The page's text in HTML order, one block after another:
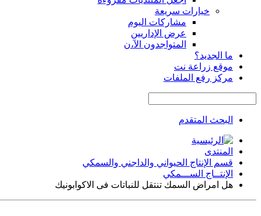
خيارات سريعة
مشاركات اليوم
عرض الإداريين
المتواجدون الآ،ن
ما الجديد؟
موقع زراعة نت
مركز رفع الملفات
البحث المتقدم
المنتدى
قسم الإنتاج الحيواني والداجني والسمكي
الإنتــاج الســـمكي
هل امراض السمك تنتقل للنباتات فى الاكوابونيك